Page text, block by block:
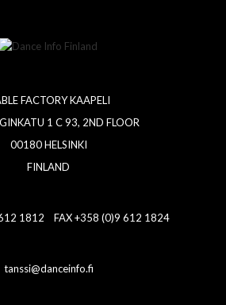
FACTORY KAAPELI
1 C 93, 2ND FLOOR
00180 HELSINKI
FINLAND
1812 FAX +358 (0)9 612 1824
tanssi@danceinfo.fi